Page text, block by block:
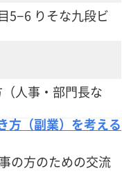
5−6 りそな九段ビ
人事・部門長な
方（副業）を考える
の方のための交流